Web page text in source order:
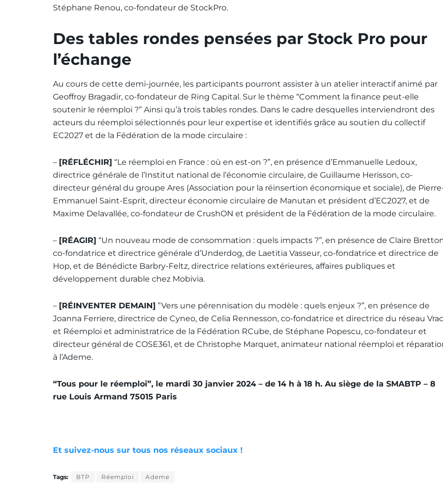
Stéphane Renou, co-fondateur de StockPro.
Des tables rondes pensées par Stock Pro pour
l’échange
Au cours de cette demi-journée, les participants pourront assister à un atelier interactif animé par
Geoffroy Bragadir, co-fondateur de Ring Capital. Sur le thème “Comment la finance peut-elle
soutenir le réemploi ?” Ainsi qu’à trois tables rondes. Dans le cadre desquelles interviendront des
acteurs du réemploi sélectionnés pour leur expertise et identifiés grâce au soutien du collectif
EC2027 et de la Fédération de la mode circulaire :
– [RÉFLÉCHIR] “Le réemploi en France : où en est-on ?”, en présence d’Emmanuelle Ledoux,
directrice générale de l’Institut national de l’économie circulaire, de Guillaume Herisson, co-
directeur général du groupe Ares (Association pour la réinsertion économique et sociale), de
Emmanuel Saint-Esprit, directeur économie circulaire de Manutan et président d’EC2027, et de
Maxime Delavallée, co-fondateur de CrushON et président de la Fédération de la mode circulaire.
– [RÉAGIR] “Un nouveau mode de consommation : quels impacts ?”, en présence de Claire
co-fondatrice et directrice générale d’Underdog, de Laetitia Vasseur, co-fondatrice et directrice de
Hop, et de Bénédicte Barbry-Feltz, directrice relations extérieures, affaires publiques et
développement durable chez Mobivia.
– [RÉINVENTER DEMAIN] ”Vers une pérennisation du modèle : quels enjeux ?”, en présence de
Joanna Ferriere, directrice de Cyneo, de Celia Rennesson, co-fondatrice et directrice du réseau Vrac
et Réemploi et administratrice de la Fédération RCube, de Stéphane Popescu, co-fondateur et
directeur général de COSE361, et de Christophe Marquet, animateur national réemploi et
à l’Ademe.
“Tous pour le réemploi”, le mardi 30 janvier 2024 – de 14 h à 18 h. Au siège de la SMABTP – 8
rue Louis Armand 75015 Paris
Et suivez-nous sur tous nos réseaux sociaux !
Tags: BTP Réemploi Ademe